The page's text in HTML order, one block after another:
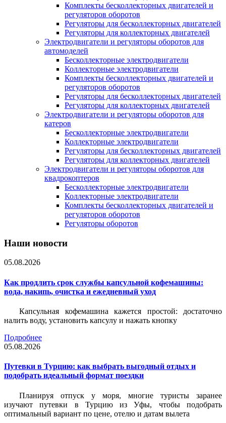
Комплекты бесколлекторных двигателей и
регуляторов оборотов
Регуляторы для бесколлекторных двигателей
Регуляторы для коллекторных двигателей
Электродвигатели и регуляторы оборотов для
автомоделей
Бесколлекторные электродвигатели
Коллекторные электродвигатели
Комплекты бесколлекторных двигателей и
регуляторов оборотов
Регуляторы для бесколлекторных двигателей
Регуляторы для коллекторных двигателей
Электродвигатели и регуляторы оборотов для
катеров
Бесколлекторные электродвигатели
Коллекторные электродвигатели
Регуляторы для бесколлекторных двигателей
Регуляторы для коллекторных двигателей
Электродвигатели и регуляторы оборотов для
квадрокоптеров
Бесколлекторные электродвигатели
Коллекторные электродвигатели
Комплекты бесколлекторных двигателей и
регуляторов оборотов
Регуляторы оборотов
Наши новости
05.08.2026
Как продлить срок службы капсульной кофемашины:
вода, накипь, очистка и ежедневный уход
Капсульная кофемашина кажется простой: достаточно
налить воду, установить капсулу и нажать кнопку
Подробнее
05.08.2026
Путевки в Турцию: как выбрать выгодный отдых и
подобрать идеальный формат поездки
Планируя отпуск у моря, многие туристы заранее
изучают путевки в Турцию из Уфы, чтобы подобрать
оптимальный вариант по цене, отелю и датам вылета